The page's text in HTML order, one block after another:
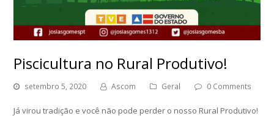
Piscicultura no Rural Produtivo!
setembro 5, 2020 Ascom Geral 0 Comments
Já virou tradição e você não pode perder o nosso Rural Produtivo!